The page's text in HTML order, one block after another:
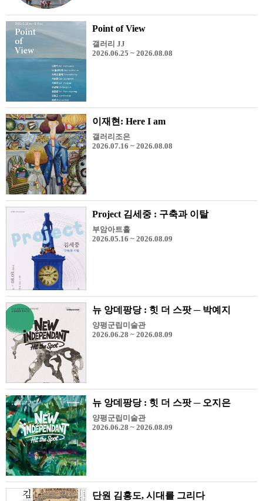
Point of View
갤러리 JJ
2026.06.25 ~ 2026.08.08
이재현: Here I am
갤러리조은
2026.07.16 ~ 2026.08.08
Project 김세중 : 구축과 이탈
부암아트홀
2026.05.16 ~ 2026.08.09
뉴 앙데팡당 : 힛 더 스팟 ─ 박예지
양평군립미술관
2026.06.28 ~ 2026.08.09
뉴 앙데팡당 : 힛 더 스팟 ─ 오지은
양평군립미술관
2026.06.28 ~ 2026.08.09
단원 김홍도, 시대를 그리다